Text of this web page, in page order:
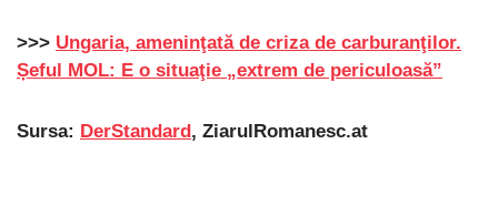
>>> Ungaria, ameninţată de criza de carburanţilor.
Șeful MOL: E o situaţie „extrem de periculoasă”
Sursa: DerStandard, ZiarulRomanesc.at